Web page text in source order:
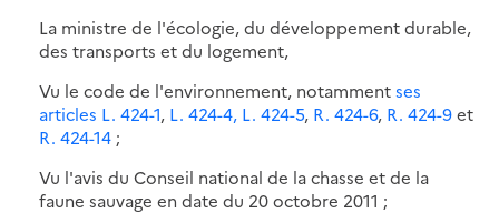
La ministre de l'écologie, du développement durable,
des transports et du logement,
Vu le code de l'environnement, notammentses
articles L. 424-1, L. 424-4, L. 424-5, R. 424-6, R. 424-9et
R. 424-14 ;
Vu l'avis du Conseil national de la chasse et de la
faune sauvage en date du 20 octobre 2011 ;